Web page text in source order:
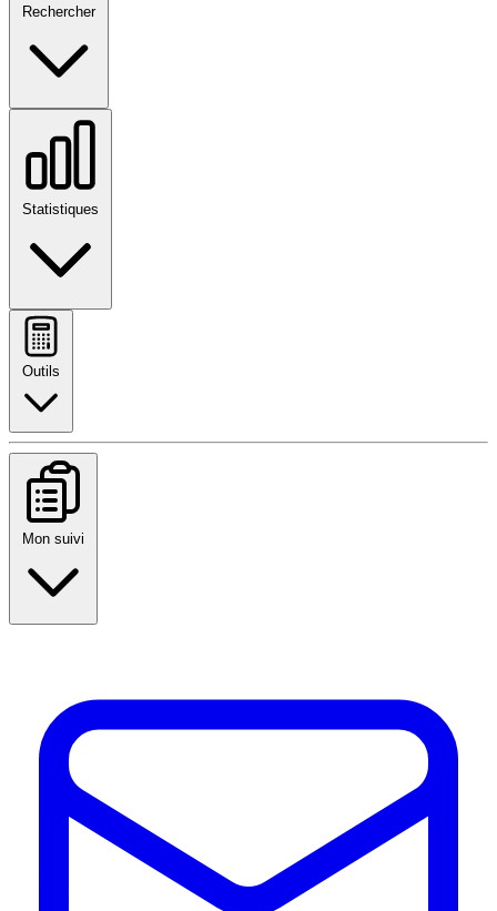
Rechercher
Statistiques
Outils
Mon suivi